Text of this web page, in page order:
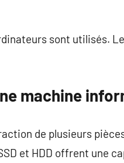
sont utilisés.
machine
de plusieurs
et HDD offrent une